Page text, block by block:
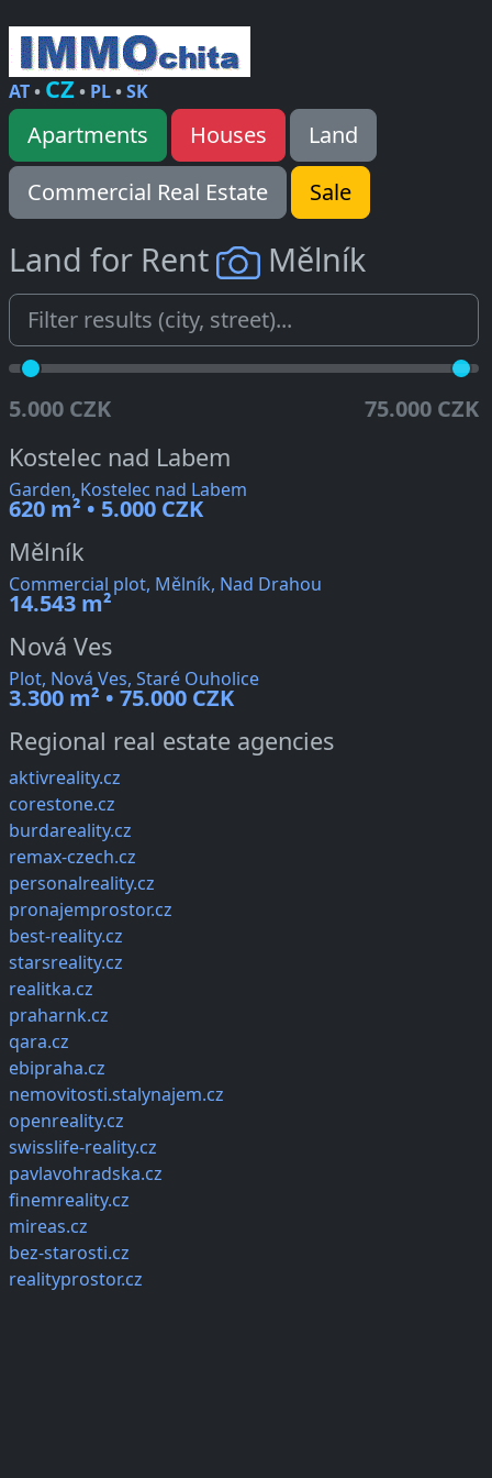
AT• CZ • PL•SK
Apartments Houses
Land
Commercial Real Estate
Sale
Land for Rent Mělník
5.000 CZK 75.000 CZK
Kostelec nad Labem
Garden, Kostelec nad Labem
620 m² • 5.000 CZK
Mělník
Commercial plot, Mělník, Nad Drahou
14.543 m²
Nová Ves
Plot, Nová Ves, Staré Ouholice
3.300 m² • 75.000 CZK
Regional real estate agencies
aktivreality.cz
corestone.cz
burdareality.cz
remax-czech.cz
personalreality.cz
pronajemprostor.cz
best-reality.cz
starsreality.cz
realitka.cz
praharnk.cz
qara.cz
ebipraha.cz
nemovitosti.stalynajem.cz
openreality.cz
swisslife-reality.cz
pavlavohradska.cz
finemreality.cz
mireas.cz
bez-starosti.cz
realityprostor.cz